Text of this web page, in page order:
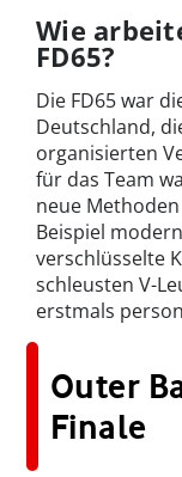
Wie
FD65?
Die FD65 war
Deutschland,
organisierten
für das Team
neue
Beispiel
verschlüsselte
schleusten V-
erstmals
Outer
Finale